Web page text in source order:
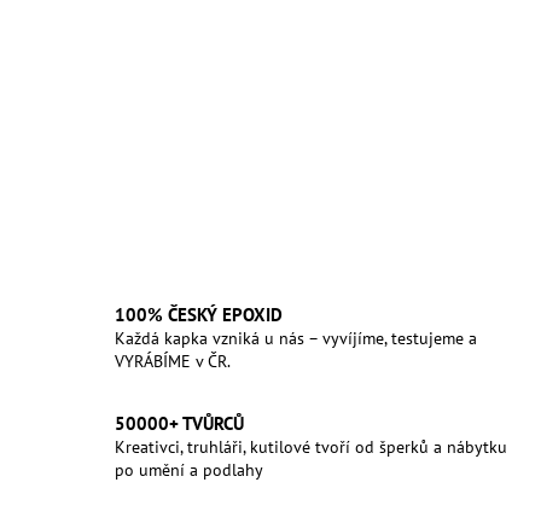
100% ČESKÝ EPOXID
Každá kapka vzniká u nás – vyvíjíme, testujeme a
VYRÁBÍME v ČR.
50000+ TVŮRCŮ
Kreativci, truhláři, kutilové tvoří od šperků a nábytku
po umění a podlahy